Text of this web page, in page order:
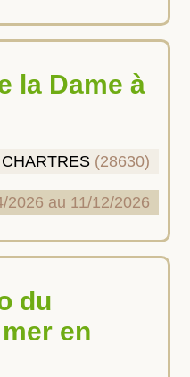
CHARTRES (28630)
2026 au 11/12/2026
en